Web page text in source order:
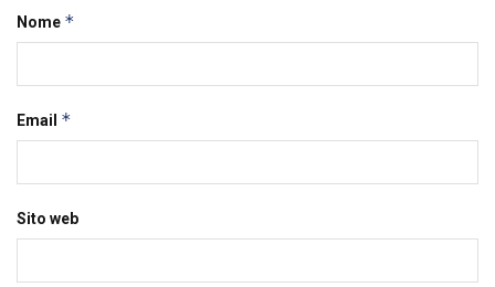
Nome *
Email *
Sito web